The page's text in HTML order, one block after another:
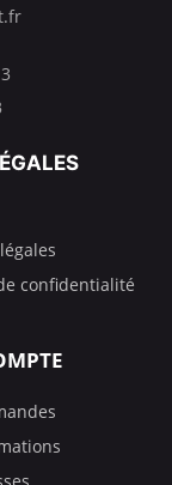
confidentialité